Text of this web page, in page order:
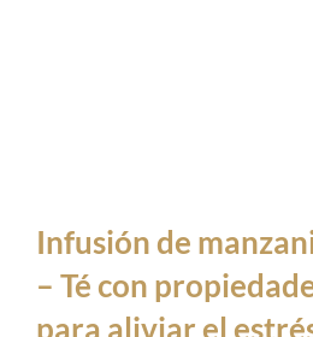
Infusión de
– Té con
para aliviar el